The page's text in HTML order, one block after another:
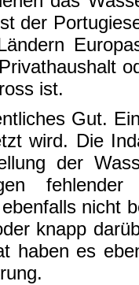
der
ist.
Gut.
wird. Die
der
nicht
knapp
haben es